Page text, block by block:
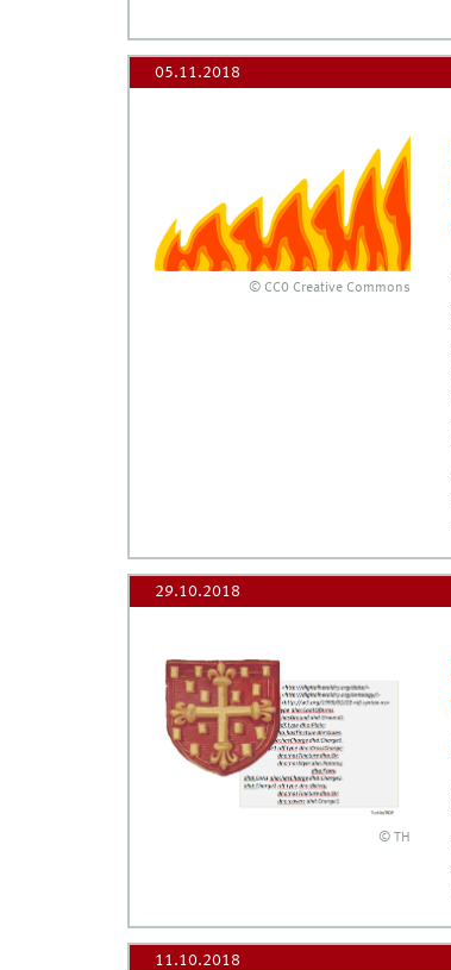
05.11.2018
© CC0 Creative Commons
29.10.2018
© TH
11.10.2018